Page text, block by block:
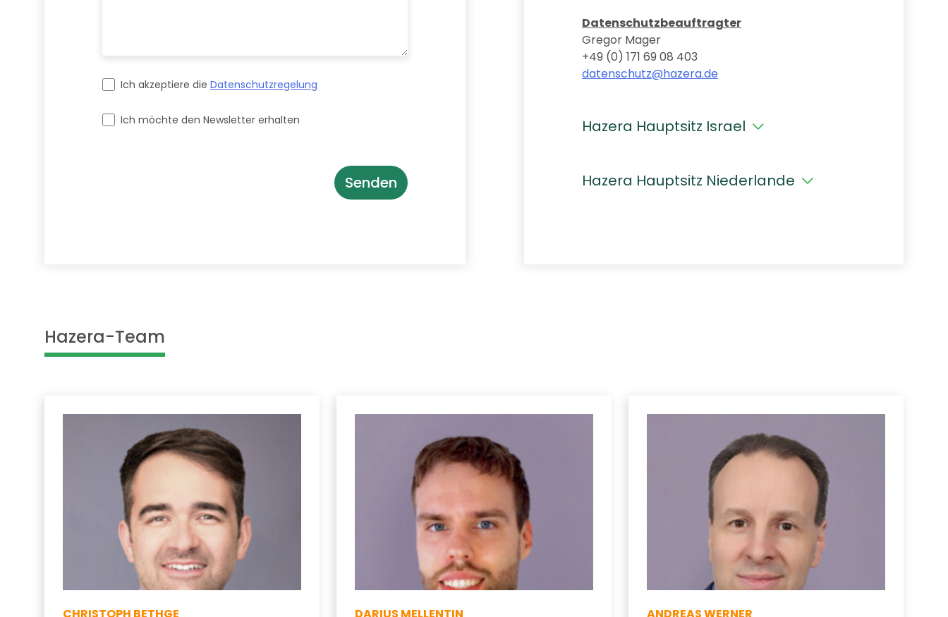
Ich akzeptiere die Datenschutzregelung
Ich möchte den Newsletter erhalten
Datenschutzbeauftragter
Gregor Mager
+49 (0) 171 69 08 403
datenschutz@hazera.de
Hazera Hauptsitz Israel
Hazera Hauptsitz Niederlande
Hazera-Team